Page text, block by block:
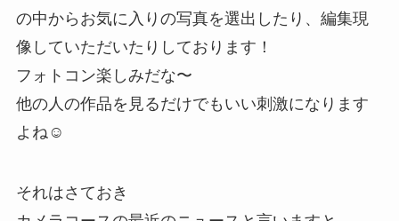
の中からお気に入りの写真を選出したり、編集現
像していただいたりしております！
フォトコン楽しみだな〜
他の人の作品を見るだけでもいい刺激になります
よね☺️
それはさておき